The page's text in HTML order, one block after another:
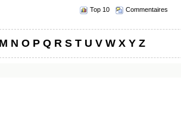
Top 10 Commentaires
M N O P Q R S T U V W X Y Z